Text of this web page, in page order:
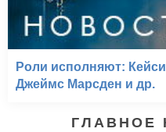
Роли исполняют:
Джеймс Марсден и др.
ГЛАВНОЕ